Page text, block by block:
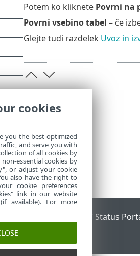
Potem ko kliknete Povrni na
Povrni vsebino tabel – če
Glejte tudi razdelek Uvoz in
ESET Status
pridržane.
cookies
you the best optimized
and serve you with
of all cookies by
essential cookies by
or adjust your cookie
also have the right to
cookie preferences
link in our website
available). For more